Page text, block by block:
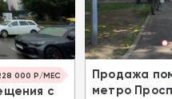
000 Р/МЕС
с
Продажа
метро